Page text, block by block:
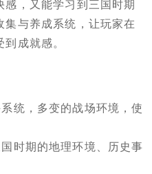
，又能学习到三国时期
集与养成系统，让玩家在
成就感。
统，多变的战场环境，使
时期的地理环境、历史事